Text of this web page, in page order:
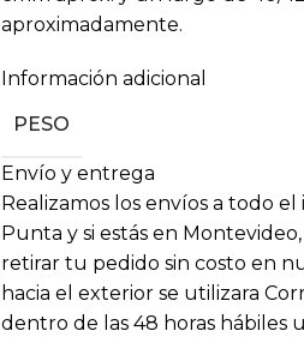
aproximadamente.
Información adicional
PESO
Envío y entrega
Realizamos los envíos a todo
Punta y si estás en
retirar tu pedido sin costo en
hacia el exterior se utilizara
dentro de las 48 horas hábiles